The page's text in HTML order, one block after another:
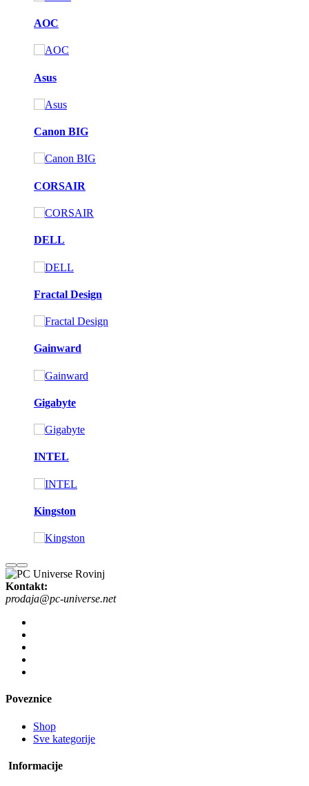
AOC
Asus
Canon BIG
CORSAIR
DELL
Fractal Design
Gainward
Gigabyte
INTEL
Kingston
Kontakt:
prodaja@pc-universe.net
Poveznice
Shop
Sve kategorije
Informacije